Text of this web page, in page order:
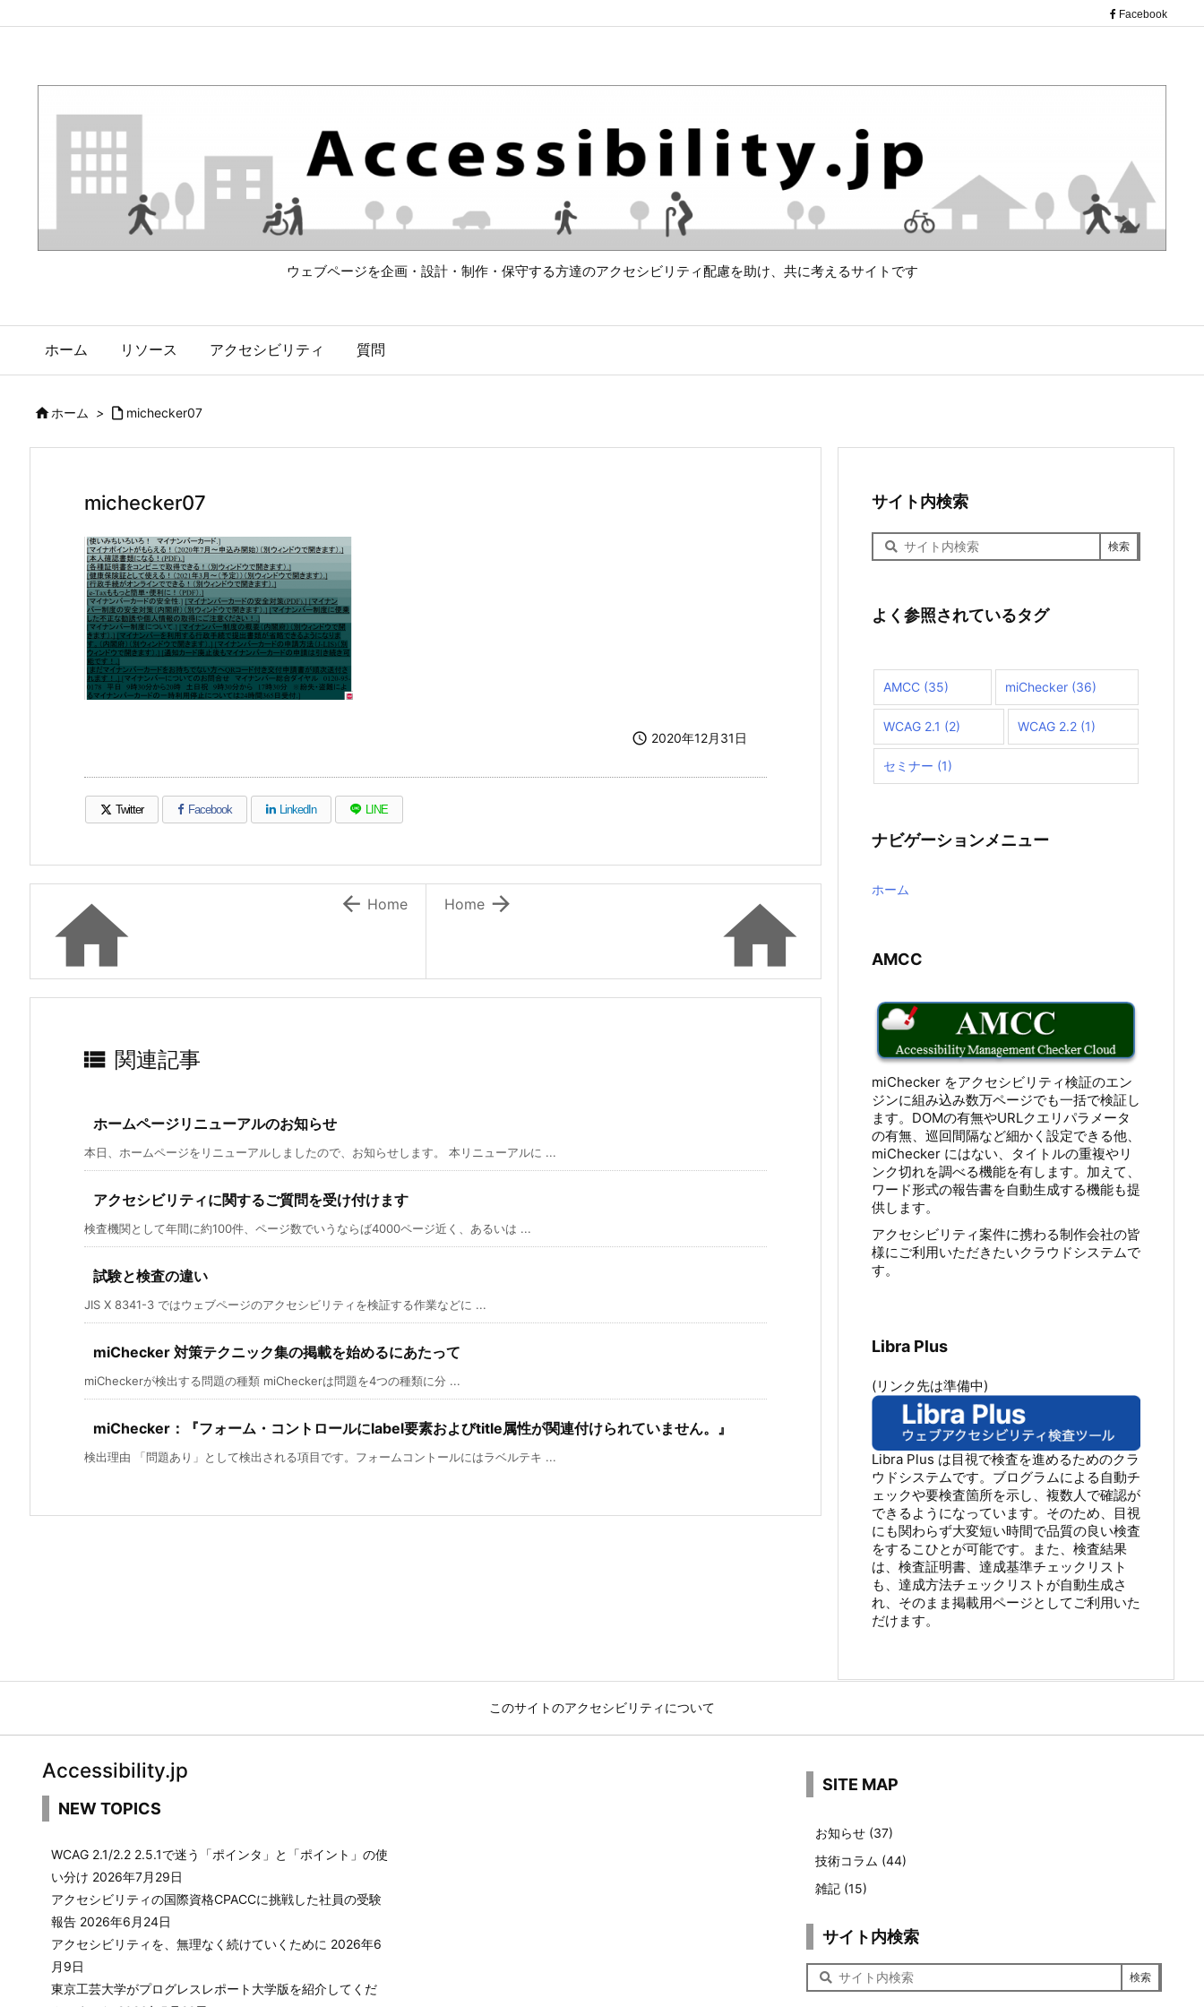
Facebook
ウェブページを企画・設計・制作・保守する方達のアクセシビリティ配慮を助け、共に考えるサイトです
ホーム リソース アクセシビリティ 質問
ホーム >  michecker07
michecker07
 2020年12月31日
Twitter
（新しいウィンドウで開きます）
Facebook
（新しいウィンドウで開きます）
LinkedIn
（新しいウィンドウで開きます）
LINE
（新しいウィンドウで開きます）


Home
  Home
 関連記事
ホームページリニューアルのお知らせ
本日、ホームページをリニューアルしましたので、お知らせします。 本リニューアルに ...
アクセシビリティに関するご質問を受け付けます
検査機関として年間に約100件、ページ数でいうならば4000ページ近く、あるいは ...
試験と検査の違い
JIS X 8341-3 ではウェブページのアクセシビリティを検証する作業などに ...
miChecker 対策テクニック集の掲載を始めるにあたって
miCheckerが検出する問題の種類 miCheckerは問題を4つの種類に分 ...
miChecker：『フォーム・コントロールにlabel要素およびtitle属性が関連付けられていません。』
検出理由 「問題あり」として検出される項目です。フォームコントールにはラベルテキ ...
サイト内検索
イ
検
よく参照されているタグ
AMCC (35) miChecker(36)
WCAG 2.1 (2) WCAG 2.2(1)
セミナー (1)
ナビゲーションメニュー
ホーム
AMCC
miChecker をアクセシビリティ検証のエン
ジンに組み込み数万ページでも一括で検証し
ます。DOMの有無やURLクエリパラメータ
の有無、巡回間隔など細かく設定できる他、
miChecker にはない、タイトルの重複やリ
ンク切れを調べる機能を有します。加えて、
ワード形式の報告書を自動生成する機能も提
供します。
アクセシビリティ案件に携わる制作会社の皆
様にご利用いただきたいクラウドシステムで
す。
Libra Plus
(リンク先は準備中)
Libra Plus は目視で検査を進めるためのクラ
ウドシステムです。ブログラムによる自動チ
ェックや要検査箇所を示し、複数人で確認が
できるようになっています。そのため、目視
にも関わらず大変短い時間で品質の良い検査
をするこひとが可能です。また、検査結果
は、検査証明書、達成基準チェックリスト
も、達成方法チェックリストが自動生成さ
れ、そのまま掲載用ページとしてご利用いた
だけます。
このサイトのアクセシビリティについて
Accessibility.jp
NEW TOPICS
WCAG 2.1/2.2 2.5.1で迷う「ポインタ」と「ポイント」の使
い分け 2026年7月29日
アクセシビリティの国際資格CPACCに挑戦した社員の受験
報告 2026年6月24日
アクセシビリティを、無理なく続けていくために 2026年6
月9日
東京工芸大学がプログレスレポート大学版を紹介してくだ
SITE MAP
お知らせ (37)
技術コラム (44)
雑記 (15)
サイト内検索
イ